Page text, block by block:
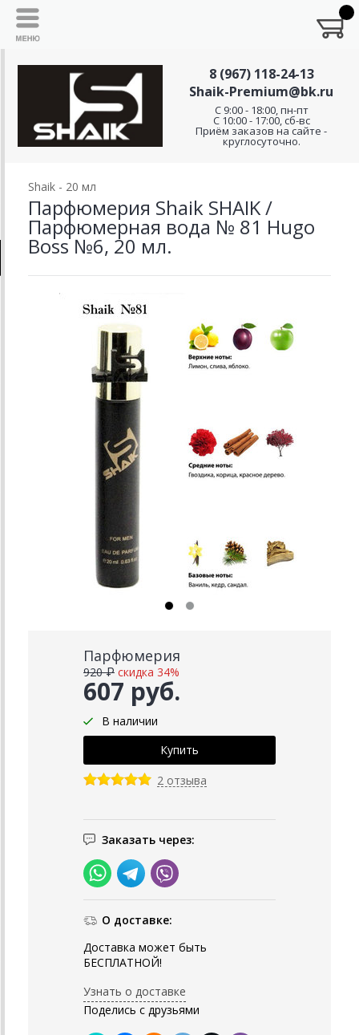
8 (967) 118-24-13
Shaik-Premium@bk.ru
C 9:00 - 18:00, пн-пт
С 10:00 - 17:00, сб-вс
Приём заказов на сайте -
круглосуточно.
Shaik - 20 мл
Парфюмерия Shaik SHAIK /
Парфюмерная вода № 81 Hugo
Boss №6, 20 мл.
Парфюмерия
607 руб.
920 ₽ скидка 34%
В наличии
2 отзыва
Заказать через:
О доставке:
Доставка может быть
БЕСПЛАТНОЙ!
Узнать о доставке
Поделись с друзьями